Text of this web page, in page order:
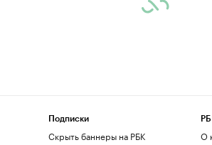
Подписки
Скрыть баннеры на РБК
О